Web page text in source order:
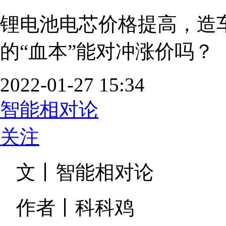
锂电池电芯价格提高，造
的“血本”能对冲涨价吗？
2022-01-27 15:34
智能相对论
关注
文丨智能相对论
作者丨科科鸡